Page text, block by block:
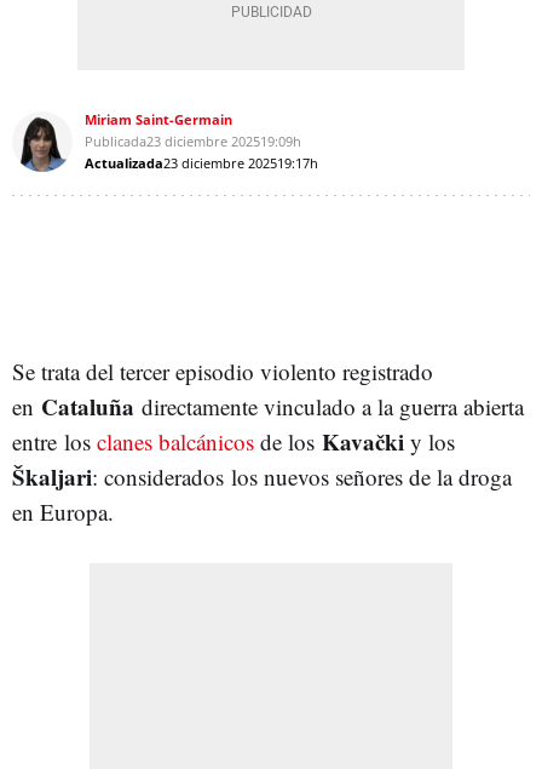
Miriam Saint-Germain
Publicada23 diciembre 202519:09h
Actualizada23 diciembre 202519:17h
Se trata del tercer episodio violento registrado
en Cataluña directamente vinculado a la guerra abierta
entre los clanes balcánicos de los Kavački y los
Škaljari: considerados los nuevos señores de la droga
en Europa.